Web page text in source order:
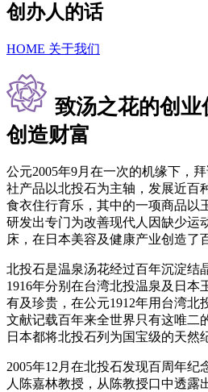
创办人的话
HOME 关于我们
致汤之花的创
创造财富
公元2005年9月在一次的机缘下，
社产品以北投石为主轴，发展近百
食衣住行育乐，其中的一项商品以
研发出专门为改善现代人因缺少运
床，在日本美容及健康产业创造了
北投石是温泉汤花经过百年沉淀结
1916年分别在台湾北投温泉及日本
有及珍贵，在公元1912年用台湾北
文献记载百年来全世界只有这唯二
日本都将北投石列为国宝级的天然
2005年12月在北投石发现百周年纪
人陈嘉林教授，从陈教授口中透露